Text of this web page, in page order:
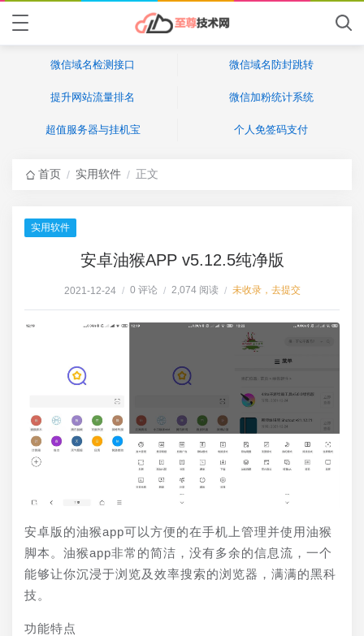
微信域名检测接口 微信域名防封跳转
提升网站流量排名 微信加粉统计系统
超值服务器与挂机宝 个人免签码支付
首页 / 实用软件 / 正文
实用软件
安卓油猴APP v5.12.5纯净版
2021-12-24 / 0 评论 / 2,074 阅读 / 未收录，去提交
安卓版的油猴app可以方便的在手机上管理并使用油猴
脚本。油猴app非常的简洁，没有多余的信息流，一个
能够让你沉浸于浏览及效率搜索的浏览器，满满的黑科
技。
功能特点